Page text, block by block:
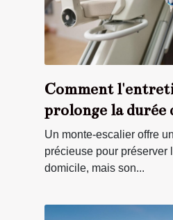
Comment
prolonge la durée
monte-escaliers ?
Un monte-escalier offre
précieuse pour préserver
domicile, mais son...